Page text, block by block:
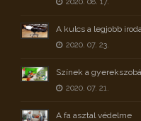
A kulcs a legjobb
2020. 07. 23.
Színek a
2020. 07. 21.
A fa asztal védelme